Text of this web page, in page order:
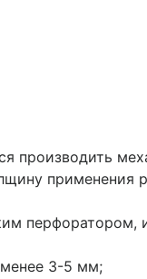
производить
применения
менее 3-5 мм;